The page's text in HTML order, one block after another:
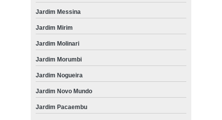
Jardim Messina
Jardim Mirim
Jardim Molinari
Jardim Morumbi
Jardim Nogueira
Jardim Novo Mundo
Jardim Pacaembu